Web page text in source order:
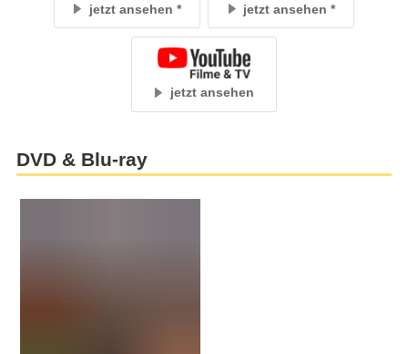
jetzt ansehen jetzt ansehen
jetzt ansehen
DVD & Blu-ray